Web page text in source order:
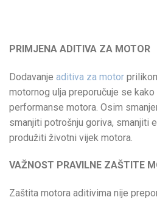
PRIMJENA ADITIVA ZA MOTOR
Dodavanje aditiva za motor
motornog ulja preporučuje se
performanse motora. Osim
smanjiti potrošnju goriva, smanjiti
produžiti životni vijek motora.
VAŽNOST PRAVILNE ZAŠTITE
Zaštita motora aditivima nije